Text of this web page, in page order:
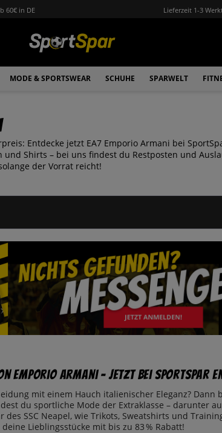
60€ in DE Lieferzeit 1-3
MODE & SPORTSWEAR SCHUHE SPARWELT
Entdecke jetzt EA7 Emporio Armani bei
Shirts – bei uns findest du Restposten und
der Vorrat reicht!
Emporio Armani – jetzt bei SportSpar
mit einem Hauch italienischer Eleganz?
du sportliche Mode der Extraklasse – darunter
des SSC Neapel, wie Trikots, Sweatshirts und
Lieblingsstücke mit bis zu 83 % Rabatt!